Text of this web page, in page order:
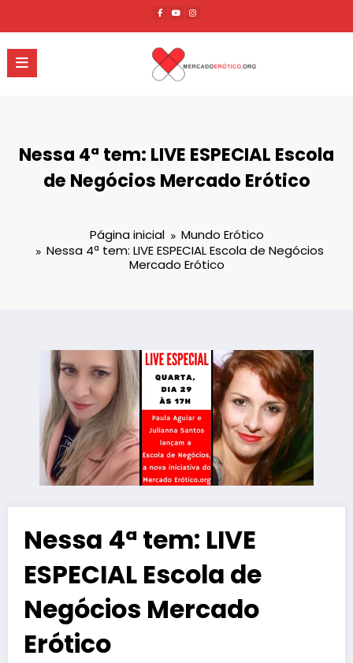
o
conteúdo
Nessa 4ª tem: LIVE ESPECIAL Escola
de Negócios Mercado Erótico
Página inicial
Mundo Erótico
Nessa 4ª tem: LIVE ESPECIAL Escola de Negócios
Mercado Erótico
Nessa 4ª tem: LIVE
ESPECIAL Escola de
Negócios Mercado
Erótico